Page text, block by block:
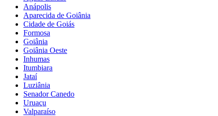
Anápolis
Aparecida de Goiânia
Cidade de Goiás
Formosa
Goiânia
Goiânia Oeste
Inhumas
Itumbiara
Jataí
Luziânia
Senador Canedo
Uruaçu
Valparaíso